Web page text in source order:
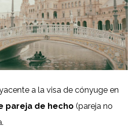
a la visa de cónyuge en
pareja de hecho (pareja no